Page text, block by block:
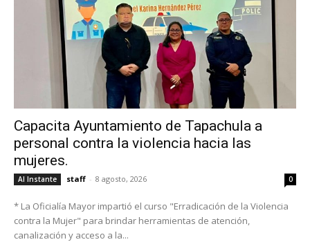
Capacita Ayuntamiento de Tapachula a
personal contra la violencia hacia las
mujeres.
Al Instante staff - 8 agosto, 2026 0
* La Oficialía Mayor impartió el curso "Erradicación de la Violencia
contra la Mujer" para brindar herramientas de atención,
canalización y acceso a la...